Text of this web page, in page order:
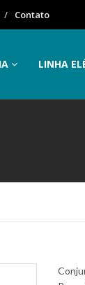
Contato
LINHA